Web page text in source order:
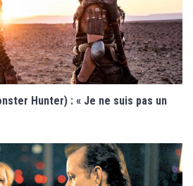
Hunter) : « Je ne suis pas un